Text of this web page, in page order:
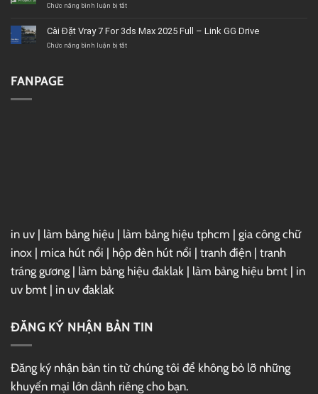
giá
lượng
Ultimate
Link
GG
Chức năng bình luận bị tắtở
Project
2019
Cài Đặt Vray 7 For 3ds Max 2025 Full – Link GG Drive
Chức năng bình luận bị tắtở
FANPAGE
in uv | làm bảng hiệu | làm bảng hiệu tphcm | gia công chữ
inox | mica hút nổi | hộp đèn hút nổi | tranh điện | tranh
tráng gương | làm bảng hiệu đaklak | làm bảng hiệu bmt | in
uv bmt | in uv đaklak
ĐĂNG KÝ NHẬN BẢN TIN
Đăng ký nhận bản tin từ chúng tôi để không bỏ lỡ những
khuyến mại lớn dành riêng cho bạn.